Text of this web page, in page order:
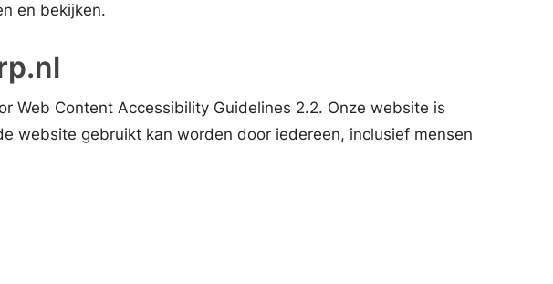
en bekijken.
Web Content Accessibility Guidelines 2.2. Onze website is
website gebruikt kan worden door iedereen, inclusief mensen